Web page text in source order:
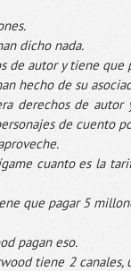
dicho nada.
de autor y tiene que
hecho de su
derechos de
de cuento
cuanto es la
que pagar 5
pagan eso.
tiene 2 canales,